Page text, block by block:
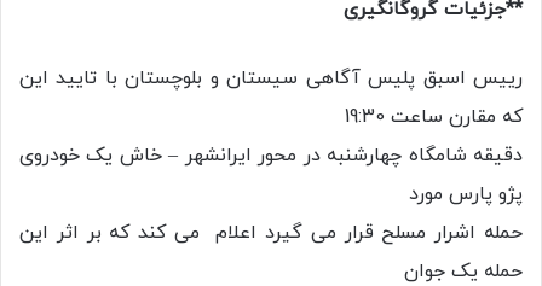
**جزئیات گروگانگیری
رییس اسبق پلیس آگاهی سیستان و بلوچستان با تایید این
که مقارن ساعت 19:30
دقیقه شامگاه چهارشنبه در محور ایرانشهر – خاش یک خودروی
پژو پارس مورد
حمله اشرار مسلح قرار می گیرد اعلام می کند که بر اثر این
حمله یک جوان